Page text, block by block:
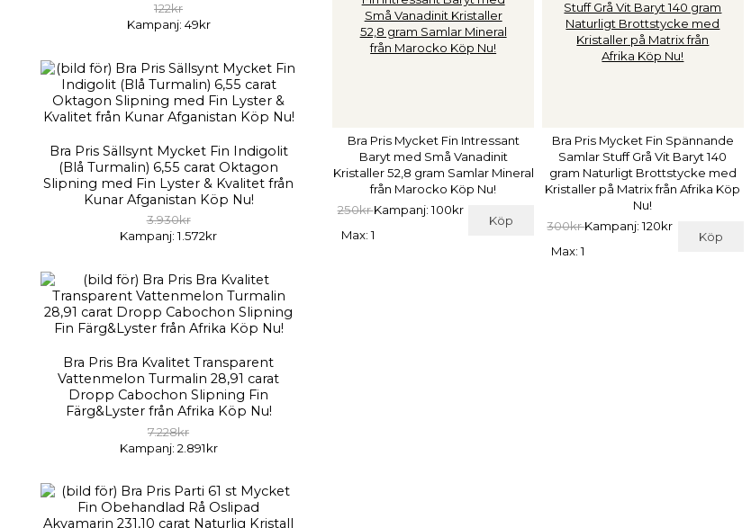
122kr
Kampanj: 49kr
Bra Pris Sällsynt Mycket Fin Indigolit
(Blå Turmalin) 6,55 carat Oktagon
Slipning med Fin Lyster & Kvalitet från
Kunar Afganistan Köp Nu!
3.930kr
Kampanj: 1.572kr
Bra Pris Bra Kvalitet Transparent
Vattenmelon Turmalin 28,91 carat
Dropp Cabochon Slipning Fin
Färg&Lyster från Afrika Köp Nu!
7.228kr
Kampanj: 2.891kr
Bra Pris Mycket Fin Intressant
Baryt med Små Vanadinit
Kristaller 52,8 gram Samlar Mineral
från Marocko Köp Nu!
250krKampanj: 100kr
Köp
Max: 1
Bra Pris Mycket Fin Spännande
Samlar Stuff Grå Vit Baryt 140
gram Naturligt Brottstycke med
Kristaller på Matrix från Afrika Köp
Nu!
300krKampanj: 120kr
Köp
Max: 1